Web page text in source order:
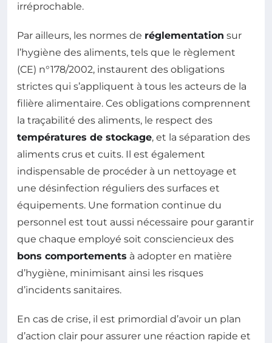
irréprochable.
Par ailleurs, les normes de réglementation sur
l’hygiène des aliments, tels que le règlement
(CE) n°178/2002, instaurent des obligations
strictes qui s’appliquent à tous les acteurs de la
filière alimentaire. Ces obligations comprennent
la traçabilité des aliments, le respect des
températures de stockage, et la séparation des
aliments crus et cuits. Il est également
indispensable de procéder à un nettoyage et
une désinfection réguliers des surfaces et
équipements. Une formation continue du
personnel est tout aussi nécessaire pour garantir
que chaque employé soit consciencieux des
bons comportements à adopter en matière
d’hygiène, minimisant ainsi les risques
d’incidents sanitaires.
En cas de crise, il est primordial d’avoir un plan
d’action clair pour assurer une réaction rapide et